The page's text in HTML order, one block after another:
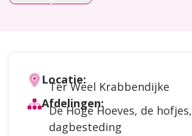
Locatie:
Ter Weel Krabbendijke
Afdelingen:
De Hoge Hoeves, de hofjes,
dagbesteding